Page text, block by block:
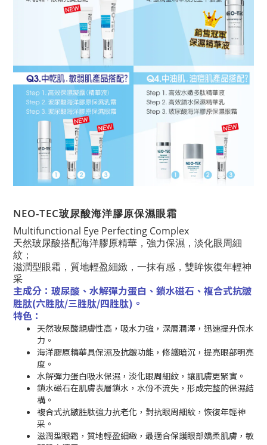
NEO-TEC玻尿酸海洋膠原保濕眼霜
Multifunctional Eye Perfecting Complex
天然玻尿酸搭配海洋膠原精華，強力保濕，淡化眼周細
紋；
滋潤型眼霜，質地輕盈細緻，一抹有感，雙眸恢復年輕神
采
主成分：玻尿酸、水解彈力蛋白、鎖水磁石、複合式抗皺
胜肽(六胜肽/三胜肽/四胜肽)。
特色：
天然玻尿酸親膚性高，吸水力強，深層潤澤，迅速提升保水
力。
海洋膠原精華具保濕及抗皺功能，修護暗沉，提亮眼部明亮
度。
水解彈力蛋白吸水保濕，淡化眼周細紋，讓肌膚更緊實。
鎖水磁石在肌膚表層鎖水，水份不流失，形成完整的保濕結
構。
複合式抗皺胜肽強力抗老化，對抗眼周細紋，恢復年輕神
采。
滋潤型眼霜，質地輕盈細緻，最適合保護眼部嬌柔肌膚，敏